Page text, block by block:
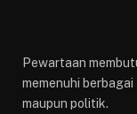
Pewartaan
memenuhi
maupun politik.